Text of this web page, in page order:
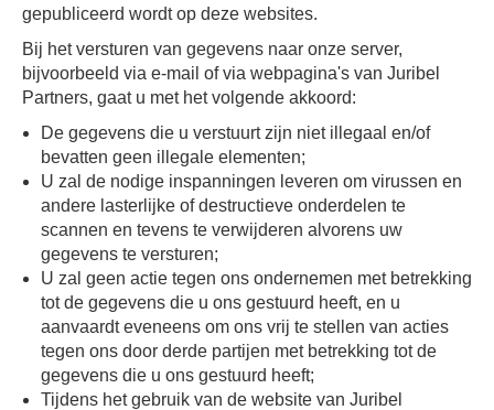
gepubliceerd wordt op deze websites.
Bij het versturen van gegevens naar onze server,
bijvoorbeeld via e-mail of via webpagina's van Juribel
Partners, gaat u met het volgende akkoord:
De gegevens die u verstuurt zijn niet illegaal en/of
bevatten geen illegale elementen;
U zal de nodige inspanningen leveren om virussen en
andere lasterlijke of destructieve onderdelen te
scannen en tevens te verwijderen alvorens uw
gegevens te versturen;
U zal geen actie tegen ons ondernemen met betrekking
tot de gegevens die u ons gestuurd heeft, en u
aanvaardt eveneens om ons vrij te stellen van acties
tegen ons door derde partijen met betrekking tot de
gegevens die u ons gestuurd heeft;
Tijdens het gebruik van de website van Juribel